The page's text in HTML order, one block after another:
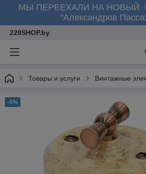
МЫ ПЕРЕЕХАЛИ НА НОВЫЙ
"Александров
220SHOP.by
Товары и услуги Винтажные
-5%